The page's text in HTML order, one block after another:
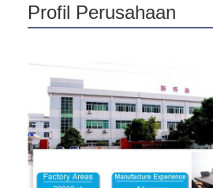
Profil Perusahaan